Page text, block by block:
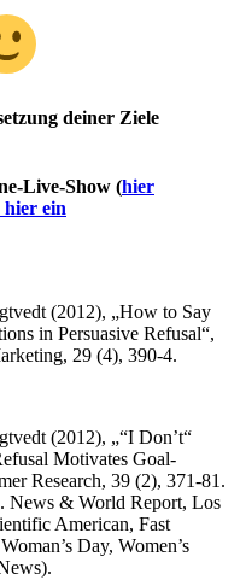
deiner Ziele
Live-Show (hier
ein
(2012), „How to Say
in Persuasive Refusal“,
29 (4), 390-4.
(2012), „“I Don’t“
Motivates Goal-
Research, 39 (2), 371-81.
News & World Report, Los
American, Fast
Day, Women’s